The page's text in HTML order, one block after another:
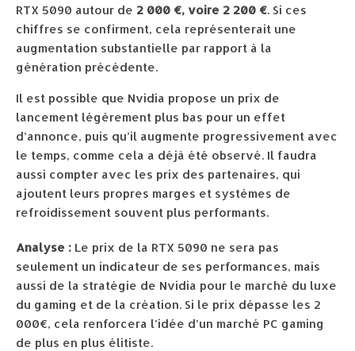
RTX 5090 autour de 2 000 €, voire 2 200 €. Si ces
chiffres se confirment, cela représenterait une
augmentation substantielle par rapport à la
génération précédente.
Il est possible que Nvidia propose un prix de
lancement légèrement plus bas pour un effet
d’annonce, puis qu’il augmente progressivement avec
le temps, comme cela a déjà été observé. Il faudra
aussi compter avec les prix des partenaires, qui
ajoutent leurs propres marges et systèmes de
refroidissement souvent plus performants.
Analyse : Le prix de la RTX 5090 ne sera pas
seulement un indicateur de ses performances, mais
aussi de la stratégie de Nvidia pour le marché du luxe
du gaming et de la création. Si le prix dépasse les 2
000€, cela renforcera l’idée d’un marché PC gaming
de plus en plus élitiste.